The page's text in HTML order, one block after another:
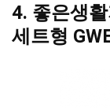
4. 좋은생
세트형